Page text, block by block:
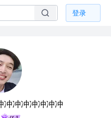
登录
冲冲冲冲冲冲冲